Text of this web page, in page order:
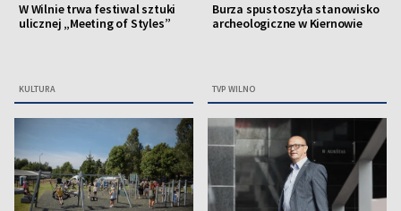
W Wilnie trwa festiwal sztuki
ulicznej „Meeting of Styles”
KULTURA
Burza spustoszyła stanowisko
archeologiczne w Kiernowie
TVP WILNO